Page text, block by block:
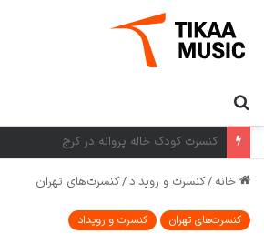
کنسرت کرمان گروه بومی در کرمان
خانه /کنسرت و رویداد/کنسرت‌های تهران
کنسرت‌های تهران کنسرت و رویداد